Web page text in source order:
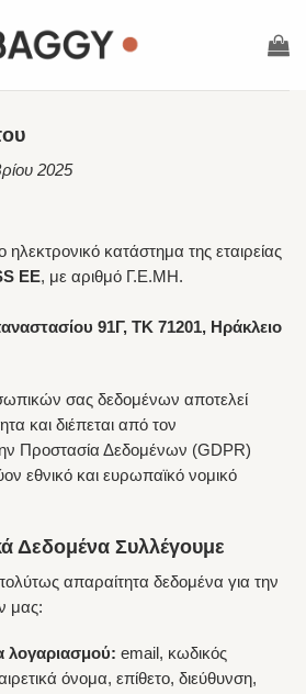
2025
ηλεκτρονικό κατάστημα της εταιρείας
ΕΕ, με αριθμό Γ.Ε.ΜΗ.
91Γ, ΤΚ 71201, Ηράκλειο
σας δεδομένων αποτελεί
και διέπεται από τον
Προστασία Δεδομένων (GDPR)
εθνικό και ευρωπαϊκό νομικό
Δεδομένα Συλλέγουμε
απαραίτητα δεδομένα για την
μας:
λογαριασμού: email, κωδικός
όνομα, επίθετο, διεύθυνση,